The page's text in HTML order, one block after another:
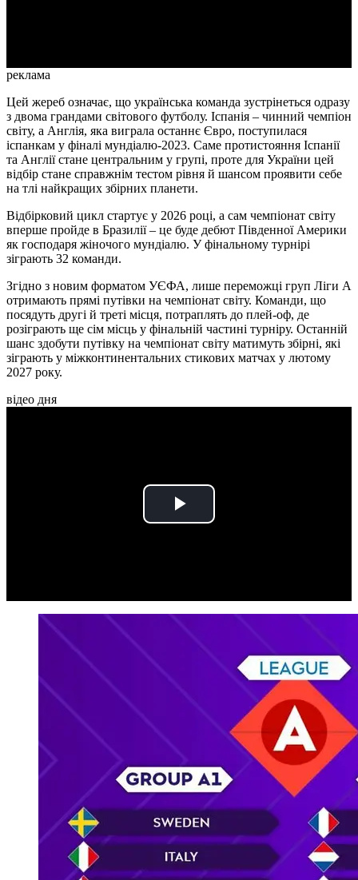
реклама
Цей жереб означає, що українська команда зустрінеться одразу
з двома грандами світового футболу. Іспанія – чинний чемпіон
світу, а Англія, яка виграла останнє Євро, поступилася
іспанкам у фіналі мундіалю-2023. Саме протистояння Іспанії
та Англії стане центральним у групі, проте для України цей
відбір стане справжнім тестом рівня й шансом проявити себе
на тлі найкращих збірних планети.
Відбірковий цикл стартує у 2026 році, а сам чемпіонат світу
вперше пройде в Бразилії – це буде дебют Південної Америки
як господаря жіночого мундіалю. У фінальному турнірі
зіграють 32 команди.
Згідно з новим форматом УЄФА, лише переможці груп Ліги A
отримають прямі путівки на чемпіонат світу. Команди, що
посядуть другі й треті місця, потраплять до плей-оф, де
розіграють ще сім місць у фінальній частині турніру. Останній
шанс здобути путівку на чемпіонат світу матимуть збірні, які
зіграють у міжконтинентальних стикових матчах у лютому
2027 року.
відео дня
Play